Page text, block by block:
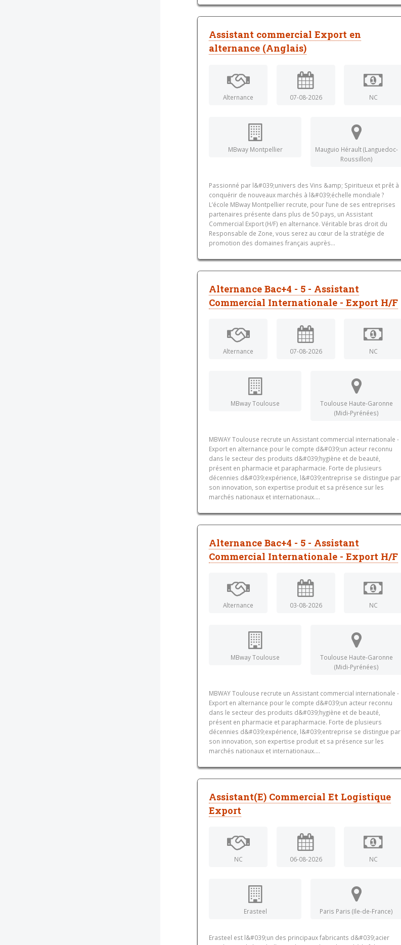
Assistant commercial Export en
alternance (Anglais)
Alternance 07-08-2026 NC
MBway Montpellier
Mauguio Hérault (Languedoc-
Roussillon)
Passionné par l&#039;univers des Vins &amp; Spiritueux et prêt à
conquérir de nouveaux marchés à l&#039;échelle mondiale ?
L’école MBway Montpellier recrute, pour l’une de ses entreprises
partenaires présente dans plus de 50 pays, un Assistant
Commercial Export (H/F) en alternance. Véritable bras droit du
Responsable de Zone, vous serez au cœur de la stratégie de
promotion des domaines français auprès...
Alternance Bac+4 - 5 - Assistant
Commercial Internationale - Export H/F
Alternance 07-08-2026 NC
MBway Toulouse
Toulouse Haute-Garonne
(Midi-Pyrénées)
MBWAY Toulouse recrute un Assistant commercial internationale -
Export en alternance pour le compte d&#039;un acteur reconnu
dans le secteur des produits d&#039;hygiène et de beauté,
présent en pharmacie et parapharmacie. Forte de plusieurs
décennies d&#039;expérience, l&#039;entreprise se distingue par
son innovation, son expertise produit et sa présence sur les
marchés nationaux et internationaux....
Alternance Bac+4 - 5 - Assistant
Commercial Internationale - Export H/F
Alternance 03-08-2026 NC
MBway Toulouse
Toulouse Haute-Garonne
(Midi-Pyrénées)
MBWAY Toulouse recrute un Assistant commercial internationale -
Export en alternance pour le compte d&#039;un acteur reconnu
dans le secteur des produits d&#039;hygiène et de beauté,
présent en pharmacie et parapharmacie. Forte de plusieurs
décennies d&#039;expérience, l&#039;entreprise se distingue par
son innovation, son expertise produit et sa présence sur les
marchés nationaux et internationaux....
Assistant(E) Commercial Et Logistique
Export
NC 06-08-2026 NC
Erasteel Paris Paris (Ile-de-France)
Erasteel est l&#039;un des principaux fabricants d&#039;acier